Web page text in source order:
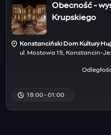
Obecność -
Krupskiego
Konstanciński Dom Kultury
ul. Mostowa 15, Konstancin-
18:00 - 01:00